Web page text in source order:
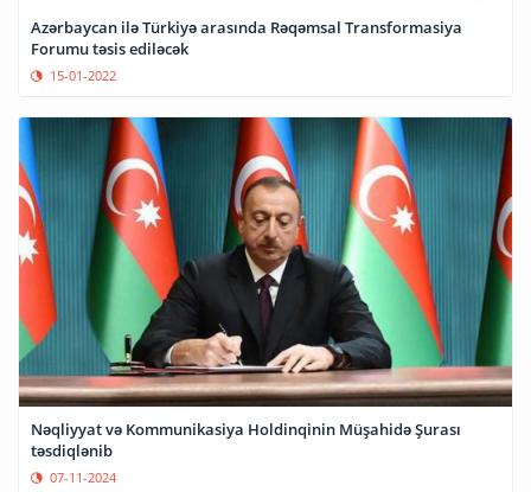
Azərbaycan ilə Türkiyə arasında Rəqəmsal Transformasiya
Forumu təsis ediləcək
15-01-2022
Nəqliyyat və Kommunikasiya Holdinqinin Müşahidə Şurası
təsdiqlənib
07-11-2024